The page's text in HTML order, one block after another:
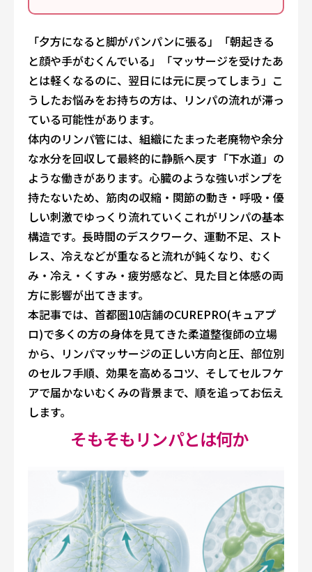
「夕方になると脚がパンパンに張る」「朝起きる
と顔や手がむくんでいる」「マッサージを受けたあ
とは軽くなるのに、翌日には元に戻ってしまう」――こ
うしたお悩みをお持ちの方は、リンパの流れが滞っ
ている可能性があります。
体内のリンパ管には、組織にたまった老廃物や余分
な水分を回収して最終的に静脈へ戻す「下水道」の
ような働きがあります。心臓のような強いポンプを
持たないため、筋肉の収縮・関節の動き・呼吸・優
しい刺激でゆっくり流れていく――これがリンパの基本
構造です。長時間のデスクワーク、運動不足、スト
レス、冷えなどが重なると流れが鈍くなり、むく
み・冷え・くすみ・疲労感など、見た目と体感の両
方に影響が出てきます。
本記事では、首都圏10店舗のCUREPRO(キュアプ
ロ)で多くの方の身体を見てきた柔道整復師の立場
から、リンパマッサージの正しい方向と圧、部位別
のセルフ手順、効果を高めるコツ、そしてセルフケ
アで届かないむくみの背景まで、順を追ってお伝え
します。
そもそもリンパとは何か